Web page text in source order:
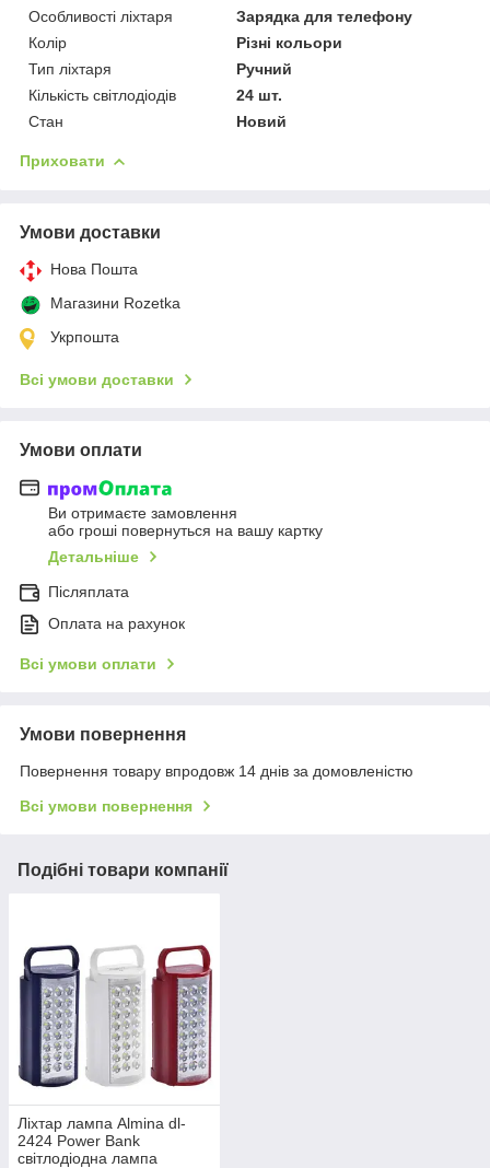
Особливості ліхтаря
Зарядка для телефону
Колір
Різні кольори
Тип ліхтаря
Ручний
Кількість світлодіодів
24 шт.
Стан
Новий
Приховати
Умови доставки
Нова Пошта
Магазини Rozetka
Укрпошта
Всі умови доставки
Умови оплати
Ви отримаєте замовлення
або гроші повернуться на вашу картку
Детальніше
Післяплата
Оплата на рахунок
Всі умови оплати
Умови повернення
Повернення товару впродовж 14 днів за домовленістю
Всі умови повернення
Подібні товари компанії
Ліхтар лампа Almina dl-
2424 Power Bank
світлодіодна лампа